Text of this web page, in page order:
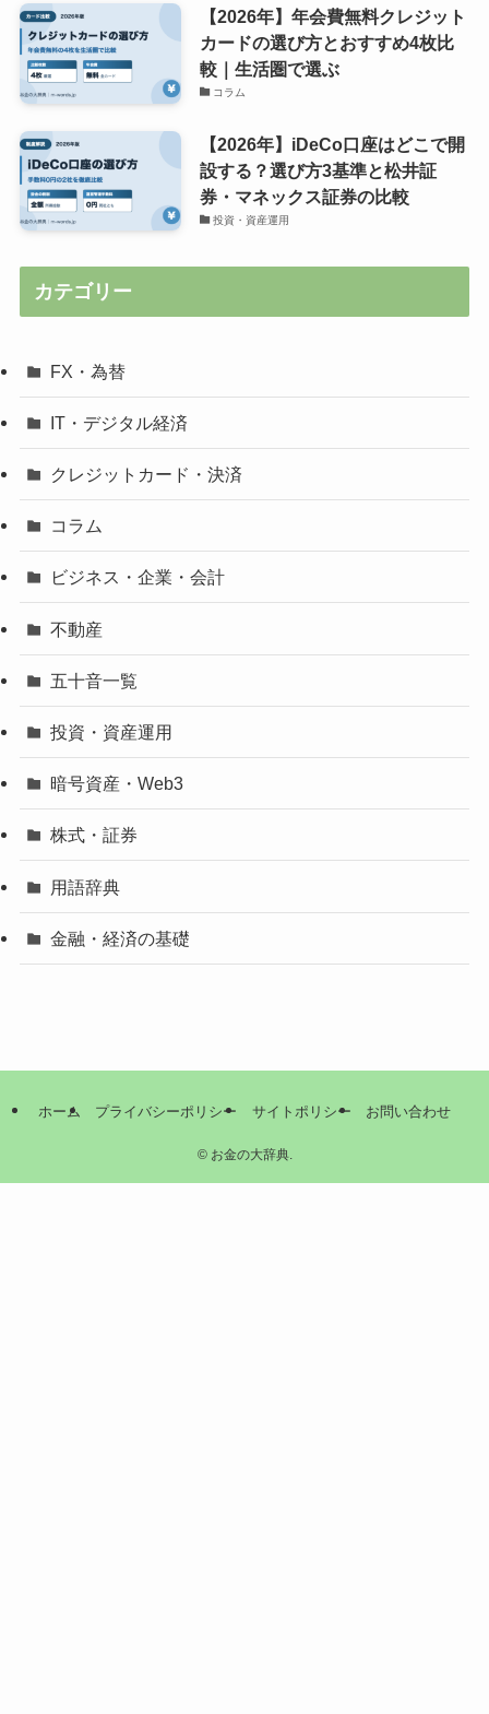
【2026年】年会費無料クレジット
カードの選び方とおすすめ4枚比
較｜生活圏で選ぶ
コラム
【2026年】iDeCo口座はどこで開
設する？選び方3基準と松井証
券・マネックス証券の比較
投資・資産運用
カテゴリー
FX・為替
IT・デジタル経済
クレジットカード・決済
コラム
ビジネス・企業・会計
不動産
五十音一覧
投資・資産運用
暗号資産・Web3
株式・証券
用語辞典
金融・経済の基礎
ホーム プライバシーポリシー サイトポリシー お問い合わせ
©お金の大辞典.